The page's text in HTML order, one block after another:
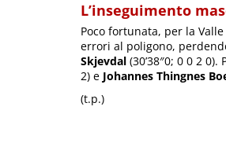
L’inseguimento
Poco fortunata, per la
errori al poligono,
Skjevdal (30’38″0; 0 0 2
2) e Johannes Thingnes
(t.p.)